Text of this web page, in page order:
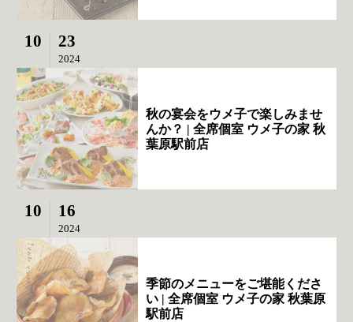
10 23
2024
秋の宴会をウメ子で楽しみませ
んか？ | 全席個室 ウメ子の家 秋
葉原駅前店
10 16
2024
季節のメニューをご堪能くださ
い | 全席個室 ウメ子の家 秋葉原
駅前店